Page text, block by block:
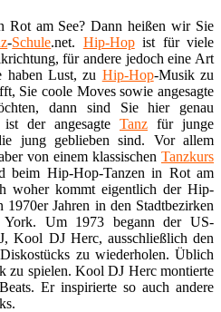
Rot am See? Dann heißen wir Sie
-Schule.net. Hip-Hopist für viele
für andere jedoch eine Art
haben Lust, zu Hip-Hop-Musik zu
Sie coole Moves sowie angesagte
dann sind Sie hier genau
ist der angesagte Tanz für junge
jung geblieben sind. Vor allem
von einem klassischen Tanzkurs
beim Hip-Hop-Tanzen in Rot am
woher kommt eigentlich der Hip-
Jahren in den Stadtbezirken
Um 1973 begann der US-
Kool DJ Herc, ausschließlich den
zu wiederholen. Üblich
zu spielen. Kool DJ Herc montierte
Er inspirierte so auch andere